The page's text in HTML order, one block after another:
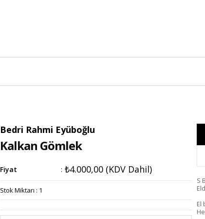
Bedri Rahmi Eyüboğlu
Kalkan Gömlek
Fiyat : ₺4.000,00 (KDV Dahil)
Stok Miktarı : 1
S
El